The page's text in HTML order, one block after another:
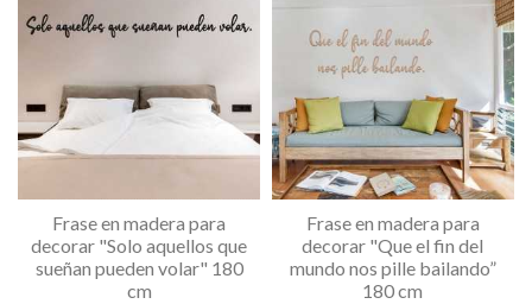
Frase en madera para
decorar "Solo aquellos que
sueñan pueden volar" 180
cm
Frase en madera para
decorar "Que el fin del
mundo nos pille bailando”
180 cm